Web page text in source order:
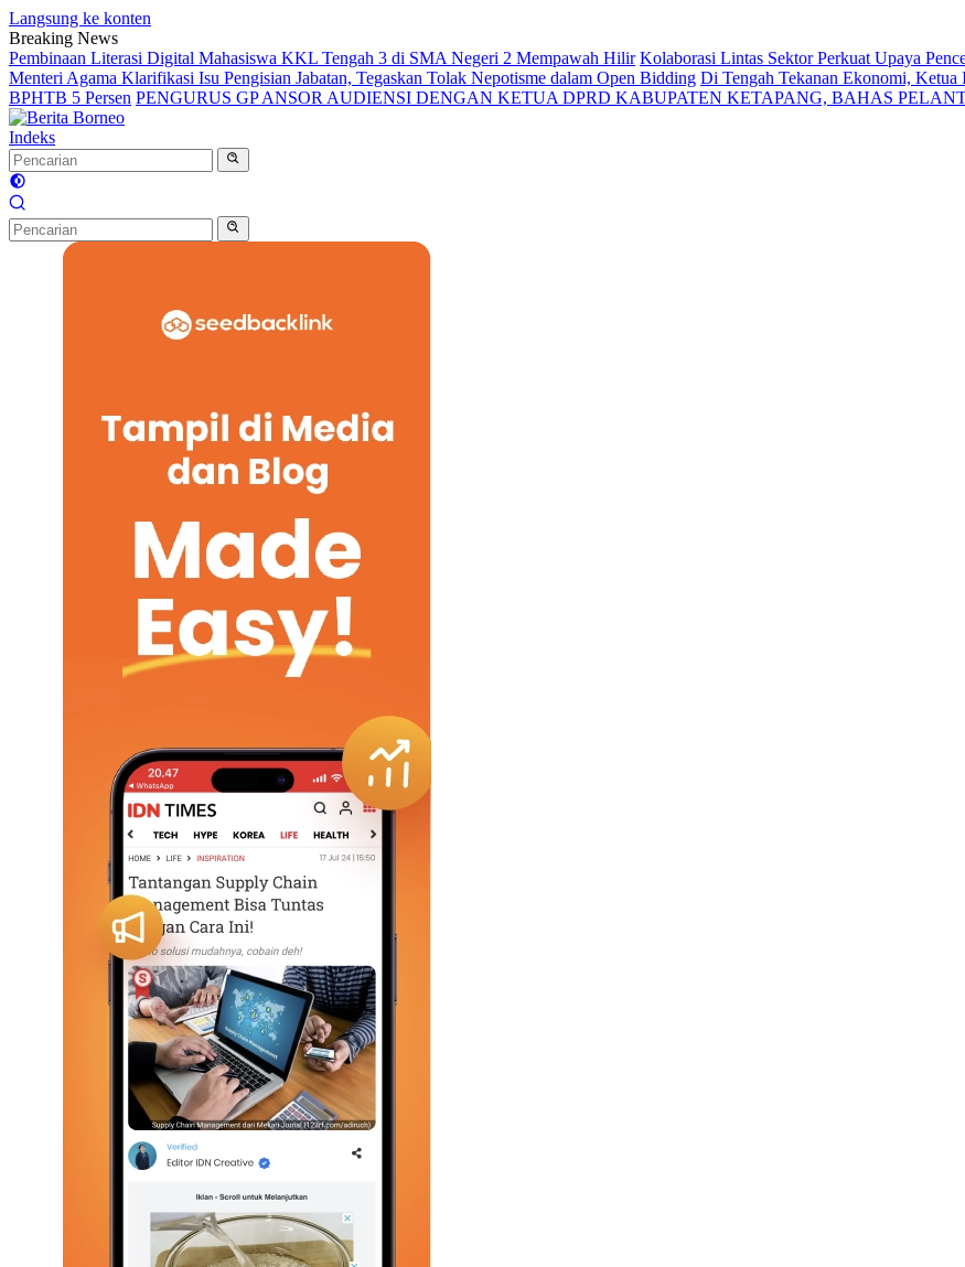
Langsung ke konten
Breaking News
Pembinaan Literasi Digital Mahasiswa KKL Tengah 3 di SMA Negeri 2 Mempawah Hilir Kolaborasi Lintas Sektor Perkuat Upaya
Menteri Agama Klarifikasi Isu Pengisian Jabatan, Tegaskan Tolak Nepotisme dalam Open Bidding Di Tengah Tekanan Ekonomi,
BPHTB 5 Persen PENGURUS GP ANSOR AUDIENSI DENGAN KETUA DPRD KABUPATEN KETAPANG, BAHAS
Indeks